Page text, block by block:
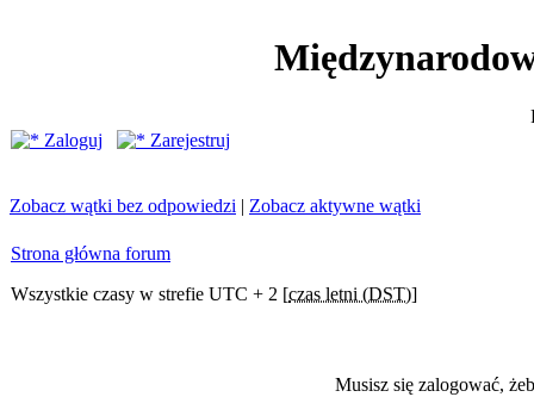
Zaloguj
Zarejestruj
Zobacz wątki bez odpowiedzi | Zobacz aktywne wątki
Strona główna forum
Wszystkie czasy w strefie UTC + 2 [czas letni (DST)]
Musisz się zalogować,